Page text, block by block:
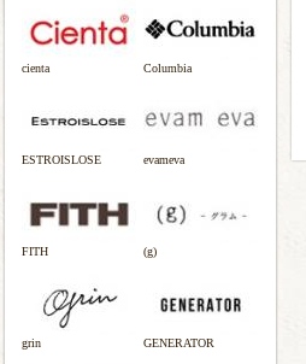
cienta Columbia
ESTROISLOSE evameva
FITH (g)
grin GENERATOR